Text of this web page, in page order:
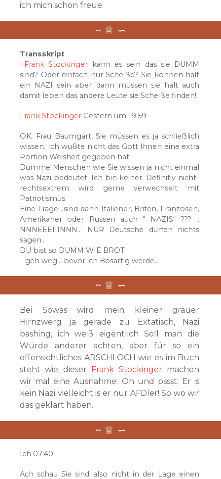
ich mich schon freue.
Transskript
+Frank Stockinger kann es sein das sie DUMM
sind? Oder einfach nur Scheiße? Sie können halt
ein NAZI sein aber dann müssen sie halt auch
damit leben das andere Leute sie Scheiße finden!
Frank Stockinger Gestern um 19:59
OK, Frau Baumgart, Sie müssen es ja schließlich
wissen. Ich wußte nicht das Gott Ihnen eine extra
Portion Weisheit gegeben hat.
Dumme Menschen wie Sie wissen ja nicht einmal
was Nazi bedeutet. Ich bin keiner. Definitiv nicht-
rechtsextrem wird gerne verwechselt mit
Patriotismus.
Eine Frage ..sind dann Italiener, Briten, Franzosen,
Amerikaner oder Russen auch “ NAZIS“ ??? ..
NNNEEEIIINNN… NUR Deutsche dürfen nichts
sagen..
DU bist so DUMM WIE BROT
– geh weg… bevor ich Bösartig werde…
Bei Sowas wird mein kleiner grauer
Hirnzwerg ja gerade zu Extatisch, Nazi
bashing, ich weiß eigentlich Soll man die
Würde anderer achten, aber für so ein
offensichtliches ARSCHLOCH wie es im Buch
steht wie dieser Frank Stockingermachen
wir mal eine Ausnahme. Oh und pssst. Er is
kein Nazi vielleicht is er nur AFDler! So wo wir
das geklärt haben.
Ich 07:40
Ach schau Sie sind also nicht in der Lage einen